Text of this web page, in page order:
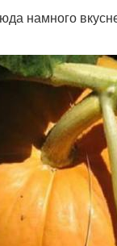
намного